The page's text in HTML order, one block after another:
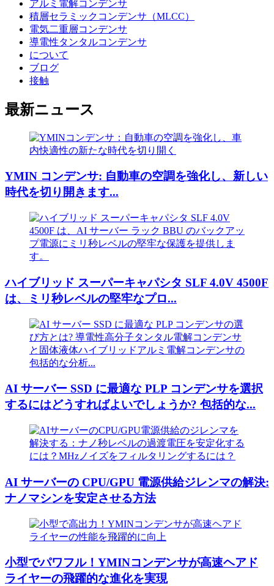
アルミ電解コンデンサ
積層セラミックコンデンサ（MLCC）
電気二重層コンデンサ
導電性タンタルコンデンサ
について
ブログ
接触
最新ニュース
YMIN コンデンサ: 自動車の空調を強化し、新しい
時代を切り開きます...
ハイブリッド スーパーキャパシタ SLF 4.0V 4500F
は、ミリ秒レベルの堅牢なプロ...
AI サーバー SSD に最適な PLP コンデンサを選択
するにはどうすればよいでしょうか? 包括的な...
AI サーバーの CPU/GPU 電源供給ジレンマの解決:
ナノマシンを安定させる方法
小型でパワフル！YMINコンデンサが高速ヘアド
ライヤーの飛躍的な進化を実現